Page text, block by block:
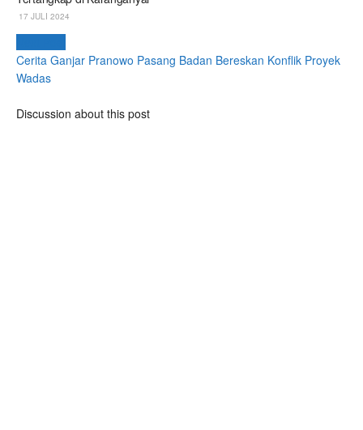
17 JULI 2024
Cerita Ganjar Pranowo Pasang Badan Bereskan Konflik Proyek
Wadas
Discussion about this post